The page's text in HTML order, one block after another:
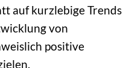
auf kurzlebige Trends
von
positive